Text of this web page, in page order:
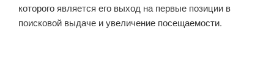
которого является его выход на первые позиции в
поисковой выдаче и увеличение посещаемости.